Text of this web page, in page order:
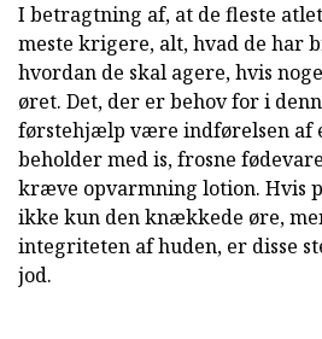
I betragtning af, at de fleste
meste krigere, alt, hvad de har
hvordan de skal agere, hvis
øret. Det, der er behov for i
førstehjælp være indførelsen af
beholder med is, frosne
kræve opvarmning lotion. Hvis
ikke kun den knækkede øre,
integriteten af huden, er disse
jod.